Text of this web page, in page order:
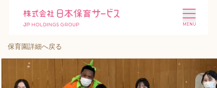
保育園詳細へ戻る